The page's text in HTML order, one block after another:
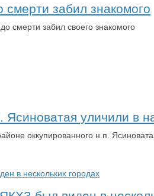
забил знакомого
смерти забил своего знакомого
уличили в
оккупированного н.п.